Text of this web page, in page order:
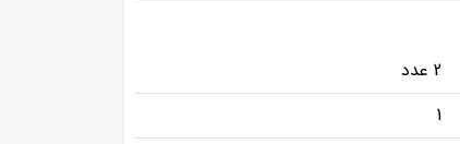
2 عدد
1